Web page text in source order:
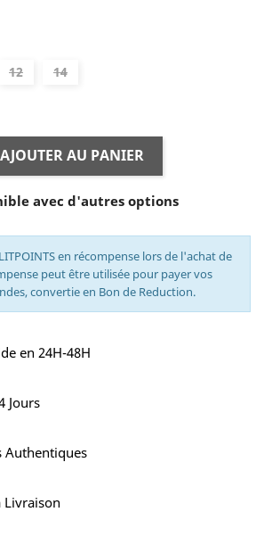
12 14
AJOUTER AU PANIER
avec d'autres options
en récompense lors de l'achat de
peut être utilisée pour payer vos
convertie en Bon de Reduction.
en 24H-48H
Jours
Authentiques
Livraison